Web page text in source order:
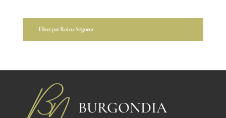
Filtrer par Roi ou Seigneur
BURGONDIA